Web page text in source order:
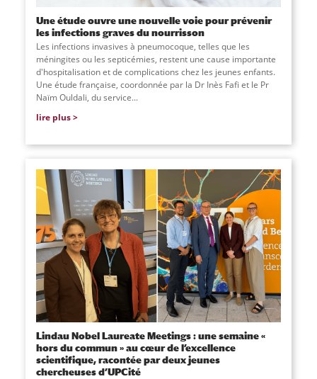
Une étude ouvre une nouvelle voie pour prévenir
les infections graves du nourrisson
Les infections invasives à pneumocoque, telles que les
méningites ou les septicémies, restent une cause importante
d'hospitalisation et de complications chez les jeunes enfants.
Une étude française, coordonnée par la Dr Inès Fafi et le Pr
Naïm Ouldali, du service...
lire plus
Lindau Nobel Laureate Meetings : une semaine «
hors du commun » au cœur de l’excellence
scientifique, racontée par deux jeunes
chercheuses d’UPCité